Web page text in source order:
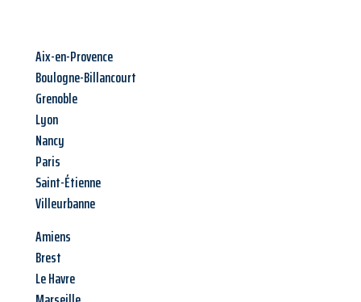
Aix-en-Provence
Boulogne-Billancourt
Grenoble
Lyon
Nancy
Paris
Saint-Étienne
Villeurbanne
Amiens
Brest
Le Havre